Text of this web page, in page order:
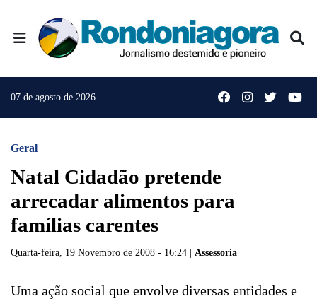
07 de agosto de 2026
Geral
Natal Cidadão pretende
arrecadar alimentos para
famílias carentes
Quarta-feira, 19 Novembro de 2008 - 16:24 | Assessoria
Uma ação social que envolve diversas entidades e